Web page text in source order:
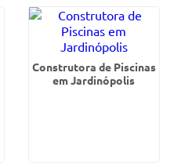
Construtora de Piscinas
em Jardinópolis